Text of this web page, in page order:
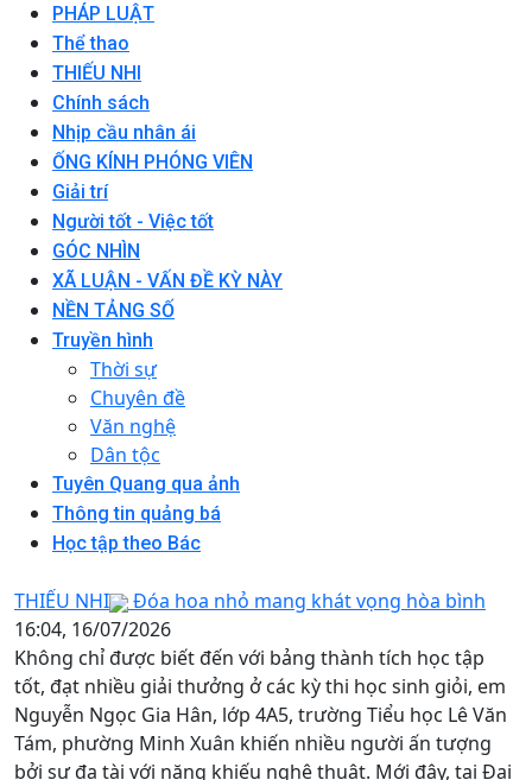
PHÁP LUẬT
Thể thao
THIẾU NHI
Chính sách
Nhịp cầu nhân ái
ỐNG KÍNH PHÓNG VIÊN
Giải trí
Người tốt - Việc tốt
GÓC NHÌN
XÃ LUẬN - VẤN ĐỀ KỲ NÀY
NỀN TẢNG SỐ
Truyền hình
Thời sự
Chuyên đề
Văn nghệ
Dân tộc
Tuyên Quang qua ảnh
Thông tin quảng bá
Học tập theo Bác
THIẾU NHI
Đóa hoa nhỏ mang khát vọng hòa bình
16:04, 16/07/2026
Không chỉ được biết đến với bảng thành tích học tập
tốt, đạt nhiều giải thưởng ở các kỳ thi học sinh giỏi, em
Nguyễn Ngọc Gia Hân, lớp 4A5, trường Tiểu học Lê Văn
Tám, phường Minh Xuân khiến nhiều người ấn tượng
bởi sự đa tài với năng khiếu nghệ thuật. Mới đây, tại Đại